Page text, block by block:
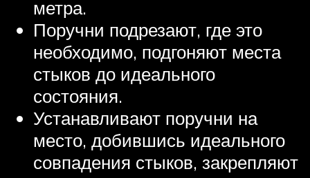
метра.
Поручни подрезают, где это
необходимо, подгоняют места
стыков до идеального
состояния.
Устанавливают поручни на
место, добившись идеального
совпадения стыков, закрепляют